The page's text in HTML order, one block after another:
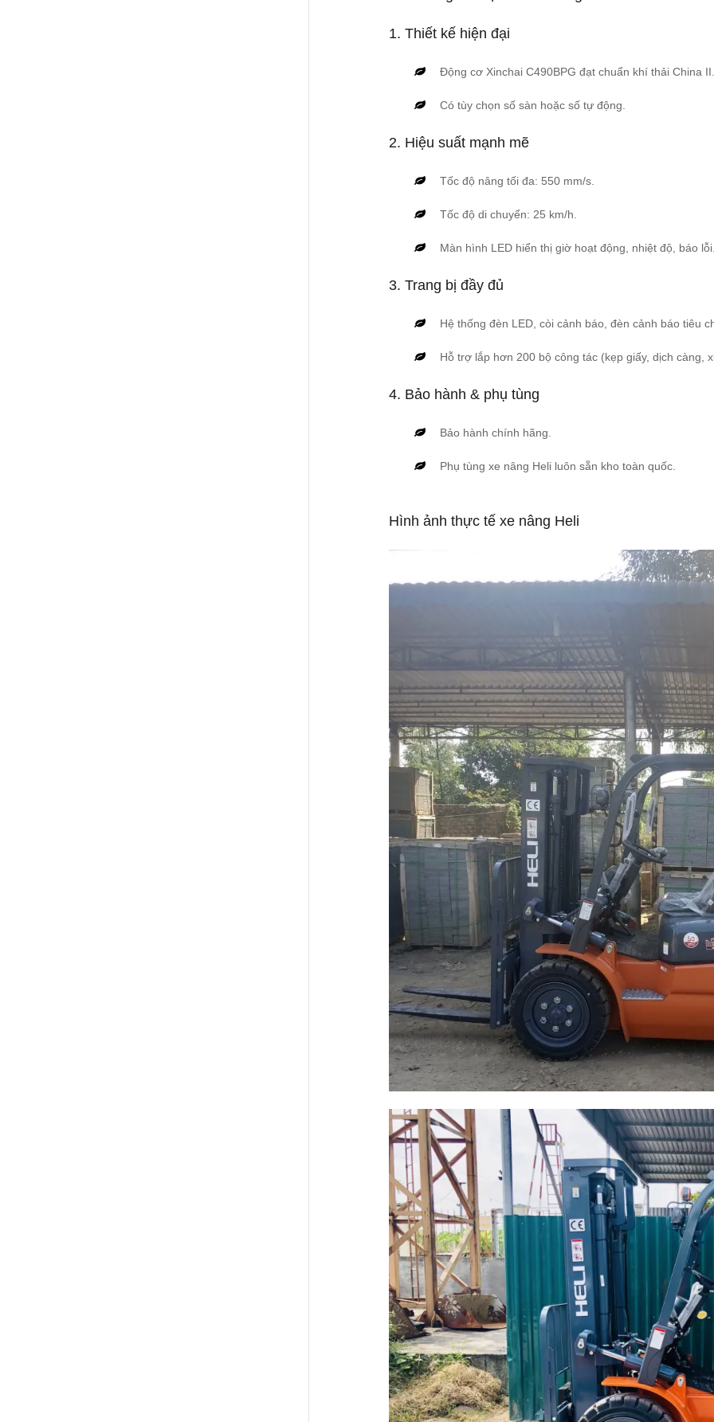
1. Thiết kế hiện đại
Động cơ Xinchai C490BPG đạt chuẩn khí thải China II.
Có tùy chọn số sàn hoặc số tự động.
2. Hiệu suất mạnh mẽ
Tốc độ nâng tối đa: 550 mm/s.
Tốc độ di chuyển: 25 km/h.
Màn hình LED hiển thị giờ hoạt động, nhiệt độ, báo lỗi.
3. Trang bị đầy đủ
Hệ thống đèn LED, còi cảnh báo, đèn cảnh báo tiêu
Hỗ trợ lắp hơn 200 bộ công tác (kẹp giấy, dịch càng,
4. Bảo hành & phụ tùng
Bảo hành chính hãng.
Phụ tùng xe nâng Heli luôn sẵn kho toàn quốc.
Hình ảnh thực tế xe nâng Heli